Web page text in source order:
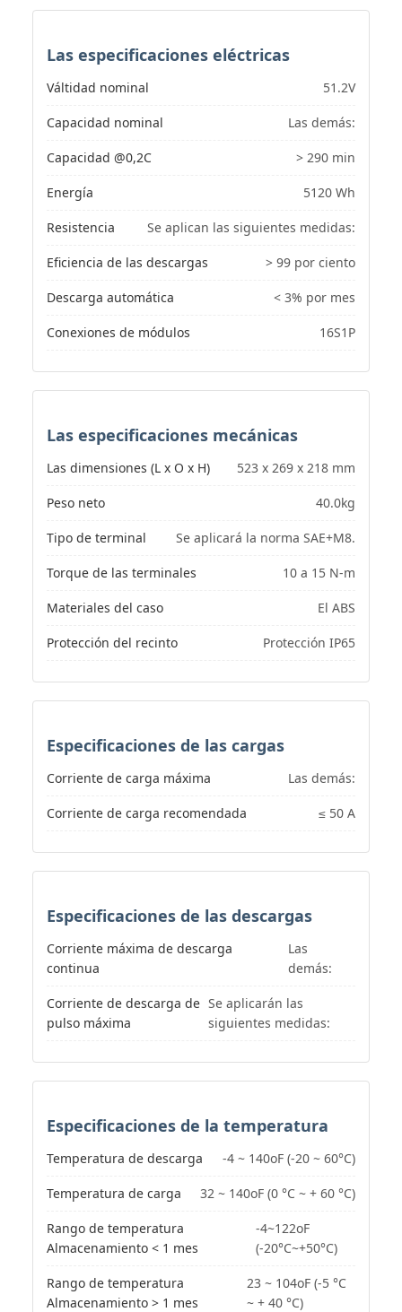
Las especificaciones eléctricas
Válti­dad nominal 51.2V
Capacidad nominal Las demás:
Capacidad @0,2C > 290 min
Energía 5120 Wh
Resistencia Se aplican las siguientes medidas:
Eficiencia de las descargas > 99 por ciento
Descarga automática < 3% por mes
Conexiones de módulos 16S1P
Las especificaciones mecánicas
Las dimensiones (L x O x H) 523 x 269 x 218 mm
Peso neto 40.0kg
Tipo de terminal Se aplicará la norma SAE+M8.
Torque de las terminales 10 a 15 N-m
Materiales del caso El ABS
Protección del recinto Protección IP65
Especificaciones de las cargas
Corriente de carga máxima Las demás:
Corriente de carga recomendada ≤ 50 A
Especificaciones de las descargas
Corriente máxima de descarga
continua
Las
demás:
Corriente de descarga de
pulso máxima
Se aplicarán las
siguientes medidas:
Especificaciones de la temperatura
Temperatura de descarga -4 ~ 140oF (-20 ~ 60°C)
Temperatura de carga 32 ~ 140oF (0 °C ~ + 60 °C)
Rango de temperatura
Almacenamiento < 1 mes
-4~122oF
(-20°C~+50°C)
Rango de temperatura
Almacenamiento > 1 mes
23 ~ 104oF (-5 °C
~ + 40 °C)